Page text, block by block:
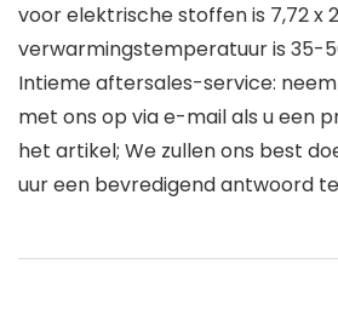
voor elektrische stoffen is 7,72 x
verwarmingstemperatuur is 35-
Intieme aftersales-service:
met ons op via e-mail als u een
het artikel; We zullen ons best
uur een bevredigend antwoord